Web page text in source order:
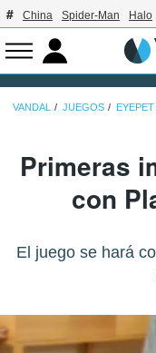
China Spider-Man Halo
VANDAL JUEGOS EYEPET
Primeras
con
El juego se hará